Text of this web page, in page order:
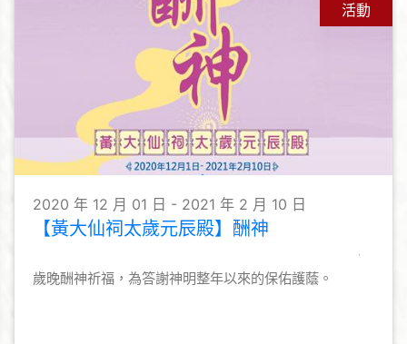
活動
2020 年 12 月 01 日 - 2021 年 2 月 10 日
【黃大仙祠太歲元辰殿】酬神
歲晚酬神祈福，為答謝神明整年以來的保佑護蔭。